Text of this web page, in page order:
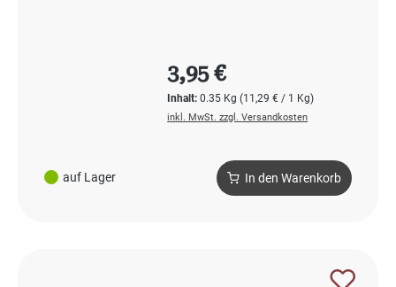
auf Lager
Inhalt:0.35 Kg(11,29 € / 1 Kg)
Regulärer Preis:
3,95 €
inkl. MwSt. zzgl. Versandkosten
In den Warenkorb